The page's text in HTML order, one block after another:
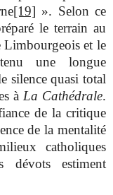
[19] ». Selon ce
le terrain au
Limbourgeois et le
une longue
silence quasi total
à La Cathédrale.
de la critique
de la mentalité
catholiques
dévots estiment